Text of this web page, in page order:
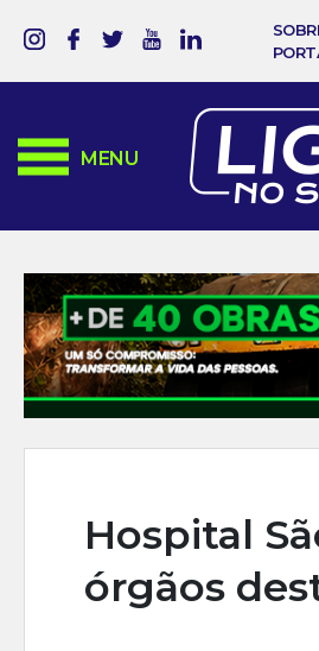
MENU
Hospital
órgãos